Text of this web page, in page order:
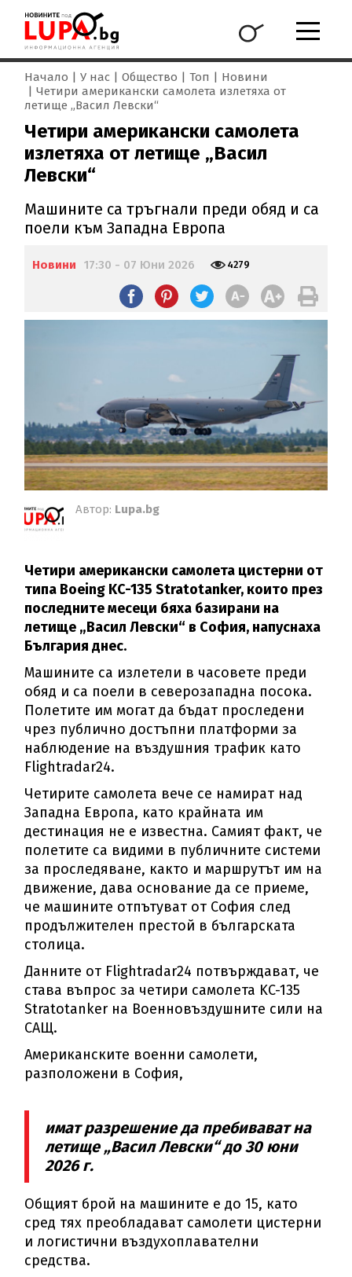
Начало У нас Общество Топ
Новини
Четири американски самолета излетяха от
летище „Васил Левски“
Четири американски самолета
излетяха от летище „Васил
Левски“
Машините са тръгнали преди обяд и са
поели към Западна Европа
Новини 17:30 - 07 Юни 2026 4279
Автор: Lupa.bg
Четири американски самолета цистерни от
типа Boeing KC-135 Stratotanker, които през
последните месеци бяха базирани на
летище „Васил Левски“ в София, напуснаха
България днес.
Машините са излетели в часовете преди
обяд и са поели в северозападна посока.
Полетите им могат да бъдат проследени
чрез публично достъпни платформи за
наблюдение на въздушния трафик като
Flightradar24.
Четирите самолета вече се намират над
Западна Европа, като крайната им
дестинация не е известна. Самият факт, че
полетите са видими в публичните системи
за проследяване, както и маршрутът им на
движение, дава основание да се приеме,
че машините отпътуват от София след
продължителен престой в българската
столица.
Данните от Flightradar24 потвърждават, че
става въпрос за четири самолета KC-135
Stratotanker на Военновъздушните сили на
САЩ.
Американските военни самолети,
разположени в София,
имат разрешение да пребивават на
летище „Васил Левски“ до 30 юни
2026 г.
Общият брой на машините е до 15, като
сред тях преобладават самолети цистерни
и логистични въздухоплавателни
средства.